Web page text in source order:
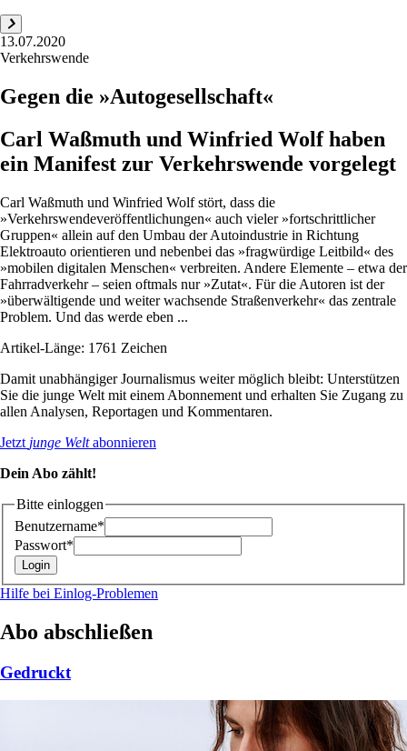
13.07.2020
Verkehrswende
Gegen die »Autogesellschaft«
Carl Waßmuth und Winfried Wolf haben
ein Manifest zur Verkehrswende vorgelegt
Carl Waßmuth und Winfried Wolf stört, dass die
»Verkehrswendeveröffentlichungen« auch vieler »fortschrittlicher
Gruppen« allein auf den Umbau der Autoindustrie in Richtung
Elektroauto orientieren und nebenbei das »fragwürdige Leitbild« des
»mobilen digitalen Menschen« verbreiten. Andere Elemente – etwa der
Fahrradverkehr – seien oftmals nur »Zutat«. Für die Autoren ist der
»überwältigende und weiter wachsende Straßenverkehr« das zentrale
Problem. Und das werde eben ...
Artikel-Länge: 1761 Zeichen
Damit unabhängiger Journalismus weiter möglich bleibt: Unterstützen
Sie die junge Welt mit einem Abonnement und erhalten Sie Zugang zu
allen Analysen, Reportagen und Kommentaren.
Jetzt junge Weltabonnieren
Dein Abo zählt!
Bitte einloggen
Benutzername*
Passwort*
Hilfe bei Einlog-Problemen
Abo abschließen
Gedruckt